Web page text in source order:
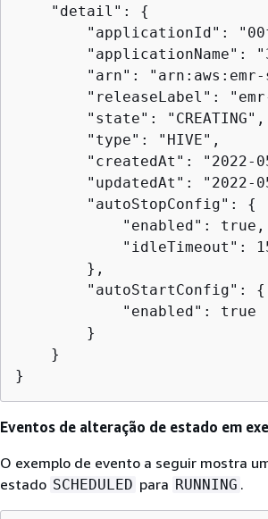
    "detail":
{
"applicationId":
"applicationName":
"arn":
"releaseLabel":
        "state": "CREATING",
        "type": "HIVE",
"createdAt": "2022-
"updatedAt": "2022-
        "autoStopConfig":
{
            "enabled": true,
"idleTimeout":
        },
        "autoStartConfig":
{
            "enabled": true
        }
    }
}
Eventos de alteração de estado em
O exemplo de evento a seguir mostra
estado SCHEDULED para RUNNING .